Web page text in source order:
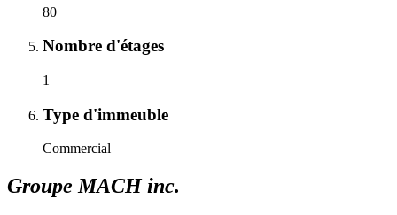
80
Nombre d'étages
1
Type d'immeuble
Commercial
Groupe MACH inc.